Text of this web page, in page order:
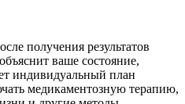
получения результатов
ваше состояние,
индивидуальный план
медикаментозную терапию,